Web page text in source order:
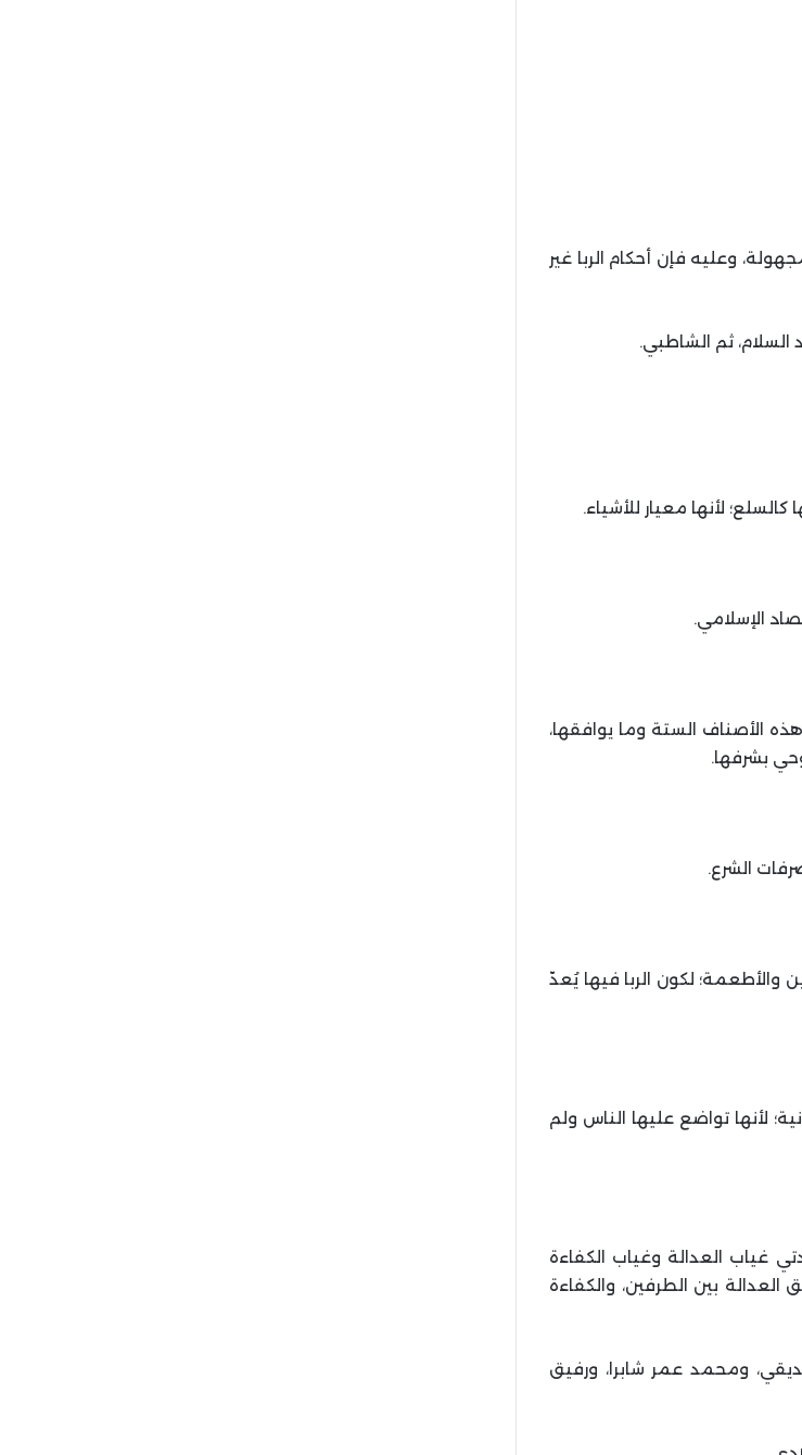
وعليه فإن أحكام الربا غير
السلام، ثم الشاطبي.
لأنها معيار للأشياء.
الإسلامي.
الأصناف الستة وما يوافقها،
بشرفها.
الشرع.
لكون الربا فيها يُعدّ
لأنها تواضع عليها الناس ولم
غياب العدالة وغياب الكفاءة
بين الطرفين، والكفاءة
ومحمد عمر شابرا، ورفيق